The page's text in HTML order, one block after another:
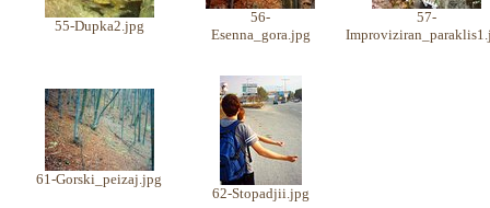
55-Dupka2.jpg
56-
Esenna_gora.jpg
57-
61-Gorski_peizaj.jpg
62-Stopadjii.jpg